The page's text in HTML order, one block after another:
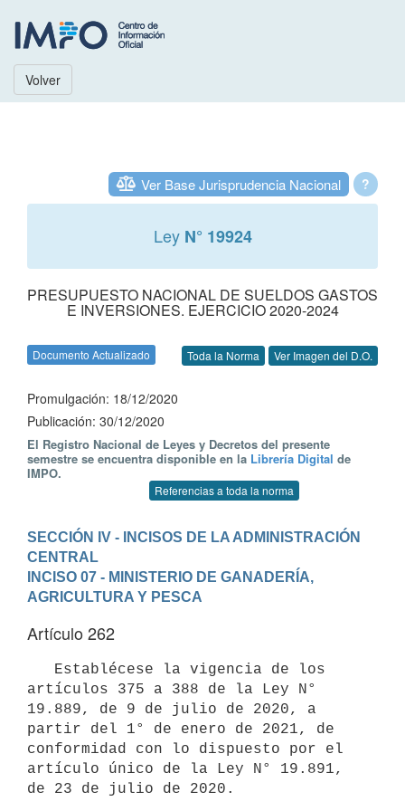
Volver
?
Ver Base Jurisprudencia Nacional
Ley N° 19924
PRESUPUESTO NACIONAL DE SUELDOS GASTOS
E INVERSIONES. EJERCICIO 2020-2024
Documento Actualizado Toda la Norma Ver Imagen del D.O.
Promulgación: 18/12/2020
Publicación: 30/12/2020
El Registro Nacional de Leyes y Decretos del presente
semestre se encuentra disponible en la Librería Digital de
IMPO.
Referencias a toda la norma
SECCIÓN IV - INCISOS DE LA ADMINISTRACIÓN
CENTRAL
INCISO 07 - MINISTERIO DE GANADERÍA,
AGRICULTURA Y PESCA
Artículo 262
artículos 375 a 388 de la Ley N°
19.889, de 9 de julio de 2020, a
partir del 1° de enero de 2021, de
conformidad con lo dispuesto por el
artículo único de la Ley N° 19.891,